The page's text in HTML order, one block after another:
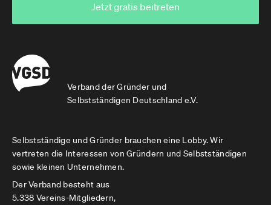
Verband der Gründer und
Selbstständigen Deutschland e.V.
Jetzt gratis beitreten
Selbstständige und Gründer brauchen eine Lobby. Wir
vertreten die Interessen von Gründern und Selbstständigen
sowie kleinen Unternehmen.
Der Verband besteht aus
5.338 Vereins-Mitgliedern,